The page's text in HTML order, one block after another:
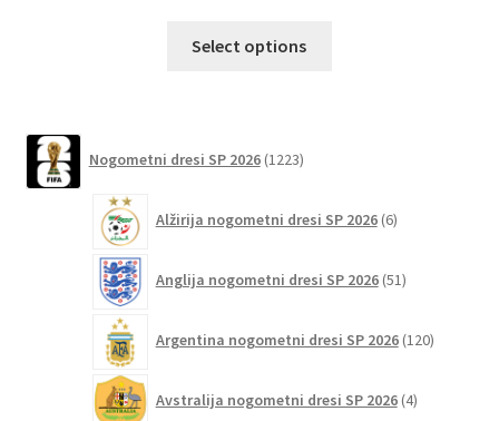
Select options
izberete
strani
Nogometni dresi SP 2026 1223izdelkov
Alžirija nogometni dresi SP 2026 6izdelkov
Anglija nogometni dresi SP 2026 51izdelkov
Argentina nogometni dresi SP 2026 120izdelkov
Avstralija nogometni dresi SP 2026 4izdelki